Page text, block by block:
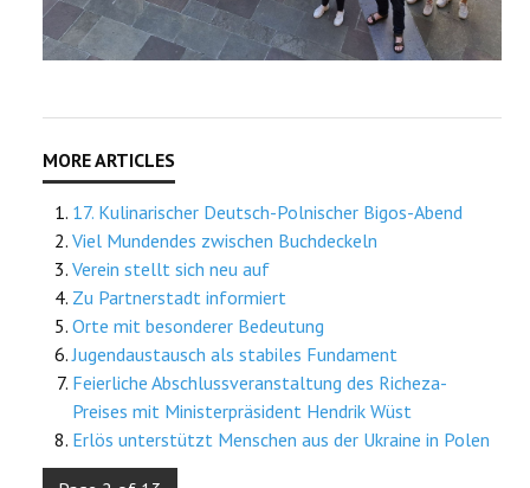
17. Kulinarischer Deutsch-Polnischer Bigos-Abend
Viel Mundendes zwischen Buchdeckeln
Verein stellt sich neu auf
Zu Partnerstadt informiert
Orte mit besonderer Bedeutung
Jugendaustausch als stabiles Fundament
Feierliche Abschlussveranstaltung des Richeza-
Preises mit Ministerpräsident Hendrik Wüst
Erlös unterstützt Menschen aus der Ukraine in Polen